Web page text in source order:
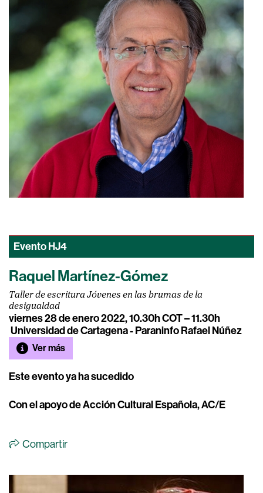
EventoHJ4
Raquel Martínez-Gómez
Taller de escritura Jóvenes en las brumas de la
desigualdad
viernes 28 de enero 2022, 10.30h COT – 11.30h
Universidad de Cartagena - Paraninfo Rafael Núñez
Ver más
Este evento ya ha sucedido
Con el apoyo de Acción Cultural Española, AC/E
Compartir